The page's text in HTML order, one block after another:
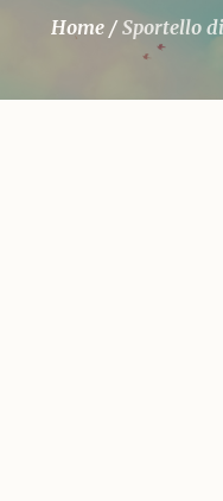
Home / Sportello